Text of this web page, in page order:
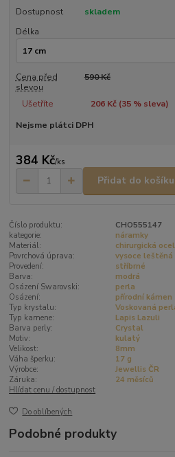
Dostupnost
skladem
Délka
Cena před
slevou
590 Kč
Ušetříte 206 Kč (35% sleva)
Nejsme plátci DPH
384 Kč/ks
Přidat do košíku
Číslo produktu:
CHO555147
kategorie:
náramky
Materiál:
chirurgická ocel
Povrchová úprava:
vysoce leštěná
Provedení:
stříbrné
Barva:
modrá
Osázení Swarovski:
perla
Osázení:
přírodní kámen
Typ krystalu:
Voskovaná
Typ kamene:
Lapis Lazuli
Barva perly:
Crystal
Motiv:
kulatý
Velikost:
8mm
Váha šperku:
17 g
Výrobce:
Jewellis ČR
Záruka:
24 měsíců
Hlídat cenu / dostupnost
Do oblíbených
Podobné produkty